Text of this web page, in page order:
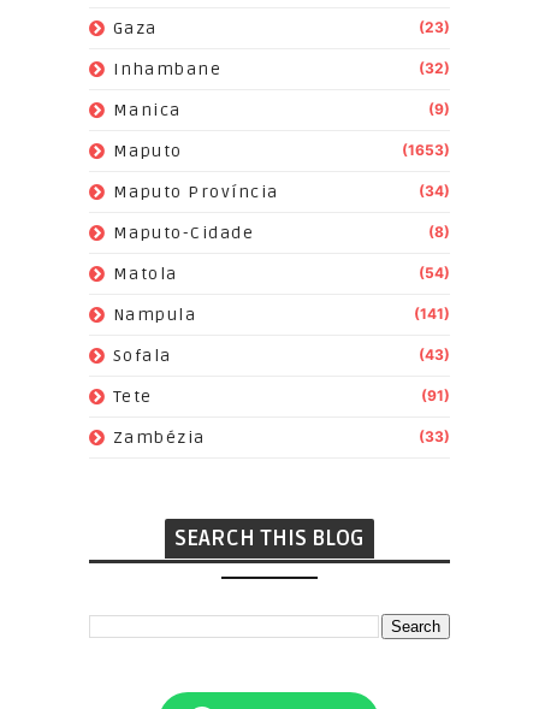
Gaza (23)
Inhambane (32)
Manica (9)
Maputo (1653)
Maputo Província (34)
Maputo-Cidade (8)
Matola (54)
Nampula (141)
Sofala (43)
Tete (91)
Zambézia (33)
SEARCH THIS BLOG